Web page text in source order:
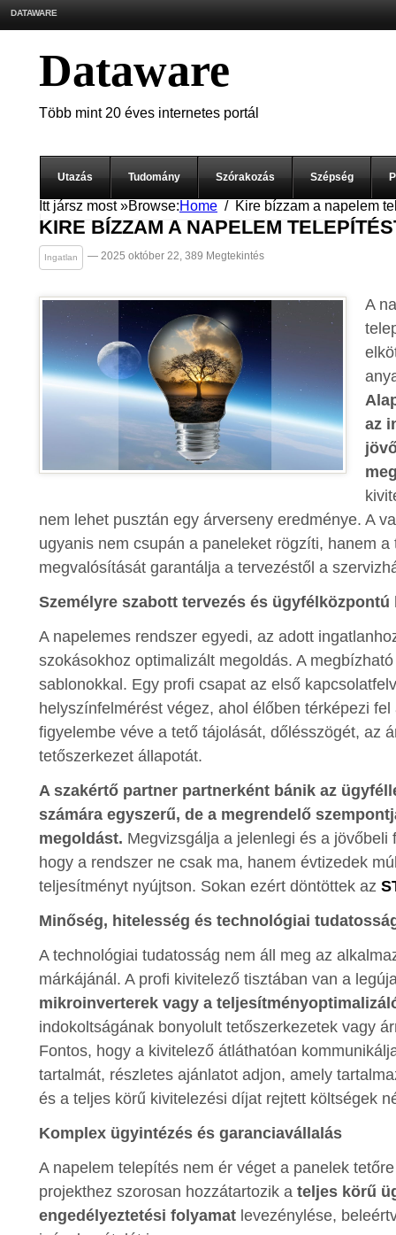
DATAWARE
Dataware
Több mint 20 éves internetes portál
Utazás Tudomány Szórakozás Szépség
Itt jársz most »Browse:Home Kire bízzam a napelem
KIRE BÍZZAM A NAPELEM
Ingatlan — 2025 október 22, 389 Megtekintés
A
az
nem lehet pusztán egy árverseny eredménye. A
ugyanis nem csupán a paneleket rögzíti, hanem
megvalósítását garantálja a tervezéstől a
Személyre szabott tervezés és ügyfélközpontú
A napelemes rendszer egyedi, az adott
szokásokhoz optimalizált megoldás. A
sablonokkal. Egy profi csapat az első
helyszínfelmérést végez, ahol élőben térképezi
figyelembe véve a tető tájolását, dőlésszögét, az
tetőszerkezet állapotát.
A szakértő partner partnerként bánik az
számára egyszerű, de a megrendelő
megoldást. Megvizsgálja a jelenlegi és a jövőbeli
hogy a rendszer ne csak ma, hanem évtizedek
teljesítményt nyújtson. Sokan ezért döntöttek az
Minőség, hitelesség és technológiai
A technológiai tudatosság nem áll meg az
márkájánál. A profi kivitelező tisztában van a
mikroinverterek vagy a
indokoltságának bonyolult tetőszerkezetek vagy
Fontos, hogy a kivitelező átláthatóan
tartalmát, részletes ajánlatot adjon, amely
és a teljes körű kivitelezési díjat rejtett költségek
Komplex ügyintézés és garanciavállalás
A napelem telepítés nem ér véget a panelek
projekthez szorosan hozzátartozik a teljes körű
engedélyeztetési folyamat levezénylése,